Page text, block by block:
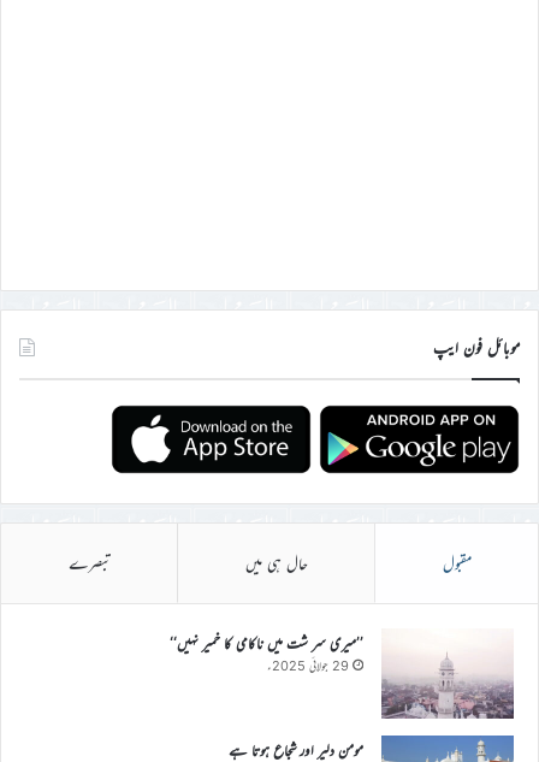
موبائل فون ایپ
مقبول حال ہی میں تبصرے
’’میری سر شت میں ناکامی کا خمیر نہیں‘‘
29 جولائی 2025ء
مومن دلیر اور شجاع ہوتا ہے